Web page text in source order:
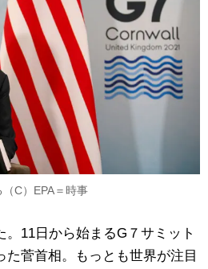
C）EPA＝時事
11日から始まるG７サミット
た菅首相。もっとも世界が注目